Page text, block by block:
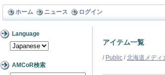
ホーム ニュース ログイン
Language
AMCoR検索
アイテム一覧
/ Public /北海道メディ